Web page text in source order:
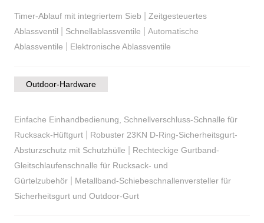
Timer-Ablauf mit integriertem Sieb
Zeitgesteuertes
Ablassventil
Schnellablassventile
Automatische
Ablassventile
Elektronische Ablassventile
Outdoor-Hardware
Einfache Einhandbedienung, Schnellverschluss-Schnalle für
Rucksack-Hüftgurt| Robuster 23KN D-Ring-Sicherheitsgurt-
Absturzschutz mit Schutzhülle
Rechteckige Gurtband-
Gleitschlaufenschnalle für Rucksack- und
Gürtelzubehör| Metallband-Schiebeschnallenversteller für
Sicherheitsgurt und Outdoor-Gurt